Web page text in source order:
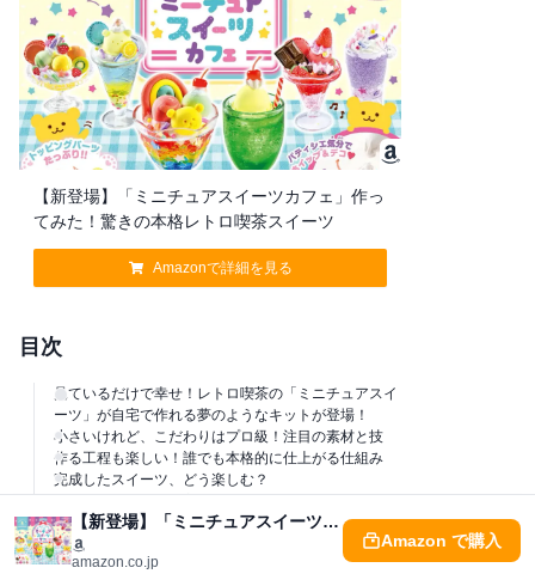
【新登場】「ミニチュアスイーツカフェ」作っ
てみた！驚きの本格レトロ喫茶スイーツ
Amazonで詳細を見る
目次
見ているだけで幸せ！レトロ喫茶の「ミニチュアスイ
ーツ」が自宅で作れる夢のようなキットが登場！
小さいけれど、こだわりはプロ級！注目の素材と技
作る工程も楽しい！誰でも本格的に仕上がる仕組み
完成したスイーツ、どう楽しむ？
まとめ：おうちカフェ気分で、可愛い世界を創り出そ
う！
【新登場】「ミニチュアスイーツカフェ」作ってみた！驚きの本格レトロ喫茶スイーツ
amazon.co.jp
Amazon で購入